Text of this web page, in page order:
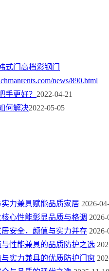
式门 高档彩钢门
news/890.html
手更好？ 2022-04-21
何解决2022-05-05
力兼具赋能品质家居 2026-
心性能彰显品质与格调 2026-
安全，颜值与实力并存 2026-
性能兼具的品质防护之选
实力兼具的优质防护门窗